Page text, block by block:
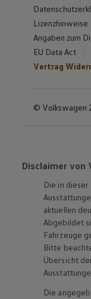
Angaben zum
EU Data Act
Vertrag
© Volkswagen
Disclaimer von
Die in
aktuellen
Abgebildet
Fahrzeuge
Bitte
Übersicht
Die